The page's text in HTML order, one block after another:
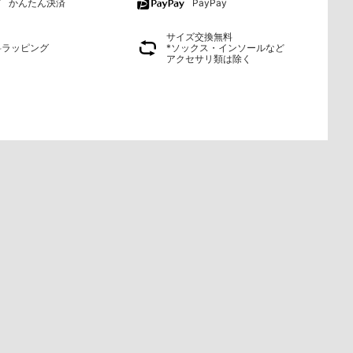
かんたん決済 PayPay
ッピング
サイズ交換無料
*ソックス・インソールなど
アクセサリ類は除く